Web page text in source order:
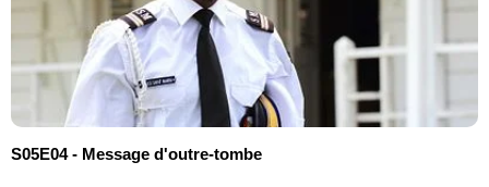
S05E04 - Message d'outre-tombe